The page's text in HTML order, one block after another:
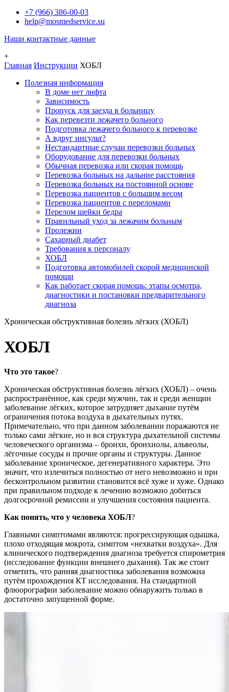
+7 (966) 386-00-03
help@mosmedservice.su
Наши контактные данные
+
Главная Инструкции ХОБЛ
Полезная информация
В доме нет лифта
Зависимость
Пропуск для заезда в больницу
Как перевезти лежачего больного
Подготовка лежачего больного к перевозке
А вдруг инсульт?
Нестандартные случаи перевозки больных
Оборудование для перевозки больных
Обычная перевозка или скорая помощь
Перевозка больных на дальние расстояния
Перевозка больных на постоянной основе
Перевозка пациентов с большим весом
Перевозка пациентов с переломами
Перелом шейки бедра
Правильный уход за лежачим больным
Пролежни
Сахарный диабет
Требования к персоналу
ХОБЛ
Подготовка автомобилей скорой медицинской
помощи
Как работает скорая помощь: этапы осмотра,
диагностики и постановки предварительного
диагноза
Хроническая обструктивная болезнь лёгких (ХОБЛ)
ХОБЛ
Что это такое?
Хроническая обструктивная болезнь лёгких (ХОБЛ) – очень
распространённое, как среди мужчин, так и среди женщин
заболевание лёгких, которое затрудняет дыхание путём
ограничения потока воздуха в дыхательных путях.
Примечательно, что при данном заболевании поражаются не
только сами лёгкие, но и вся структура дыхательной системы
человеческого организма – бронхи, бронхиолы, альвеолы,
лёгочные сосуды и прочие органы и структуры. Данное
заболевание хроническое, дегенеративного характера. Это
значит, что излечиться полностью от него невозможно и при
бесконтрольном развитии становится всё хуже и хуже. Однако
при правильном подходе к лечению возможно добиться
долгосрочной ремиссии и улучшения состояния пациента.
Как понять, что у человека ХОБЛ?
Главными симптомами являются: прогрессирующая одышка,
плохо отходящая мокрота, симптом «нехватки воздуха». Для
клинического подтверждения диагноза требуется спирометрия
(исследование функции внешнего дыхания). Так же стоит
отметить, что ранняя диагностика заболевания возможна
путём прохождения КТ исследования. На стандартной
флюорографии заболевание можно обнаружить только в
достаточно запущенной форме.